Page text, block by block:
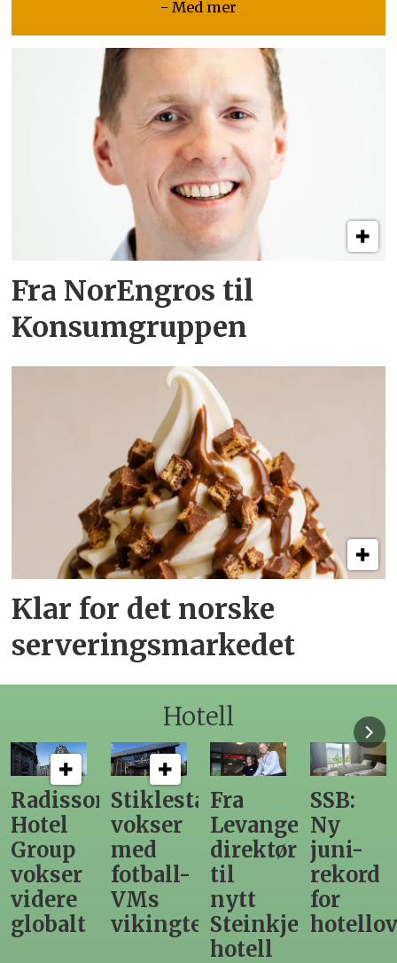
- Med mer
Fra NorEngros til
Konsumgruppen
Klar for det norske
serveringsmarkedet
Hotell
Radisson
Hotel
Group
vokser
videre
globalt
Stiklestad
vokser
med
fotball-
VMs
vikingtematikk
Fra
Levanger-
direktør
til
nytt
Steinkjer-
hotell
SSB:
Ny
juni-
rekord
for